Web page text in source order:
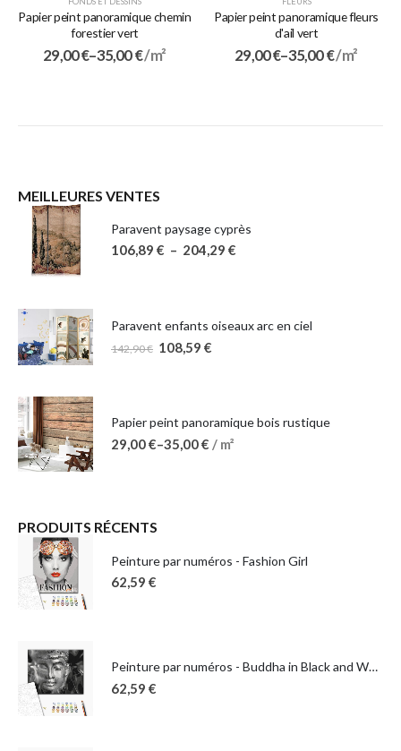
Papier peint panoramique chemin
forestier vert
29,00€–35,00€/ m²
Papier peint panoramique fleurs
d'ail vert
29,00€–35,00€/ m²
MEILLEURES VENTES
Paravent paysage cyprès
106,89 € – 204,29 €
Paravent enfants oiseaux arc en ciel
142,90€ 108,59 €
Papier peint panoramique bois rustique
29,00€–35,00€ / m²
PRODUITS RÉCENTS
Peinture par numéros - Fashion Girl
62,59 €
Peinture par numéros - Buddha in Black and White
62,59 €